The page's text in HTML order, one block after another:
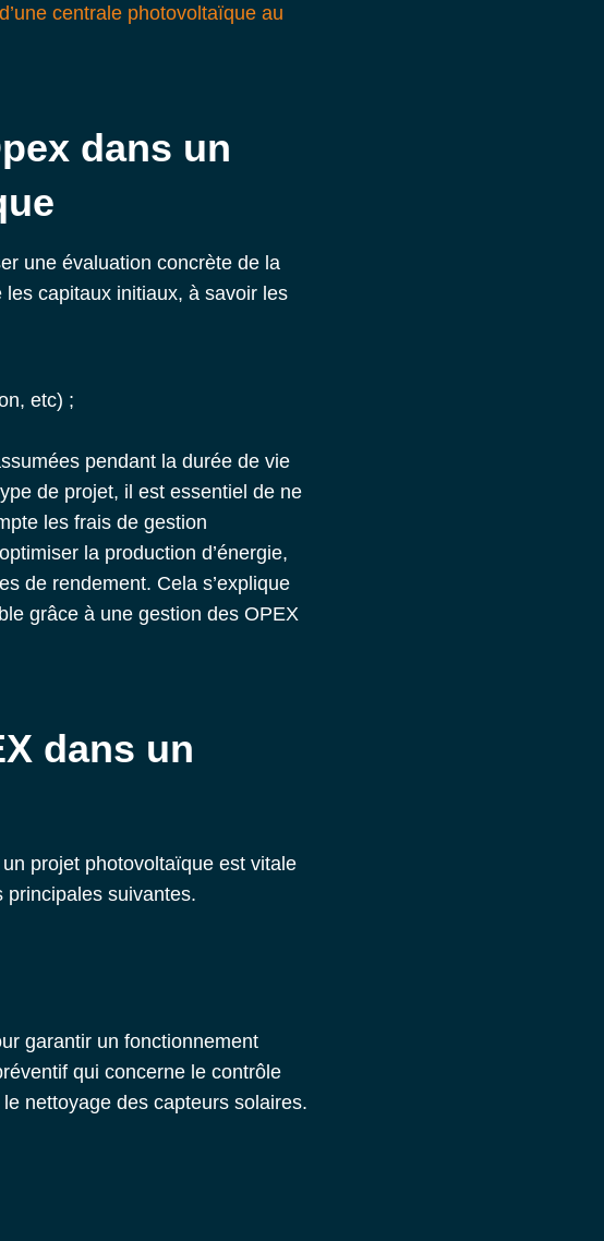
centrale photovoltaïque au
dans un
une évaluation concrète de la
capitaux initiaux, à savoir les
etc) ;
pendant la durée de vie
de projet, il est essentiel de ne
les frais de gestion
la production d’énergie,
de rendement. Cela s’explique
grâce à une gestion des OPEX
dans un
projet photovoltaïque est vitale
principales suivantes.
garantir un fonctionnement
qui concerne le contrôle
nettoyage des capteurs solaires.